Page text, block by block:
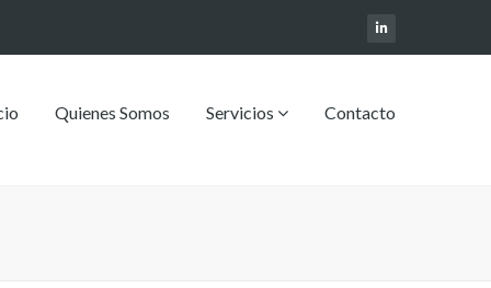
Quienes Somos Servicios Contacto